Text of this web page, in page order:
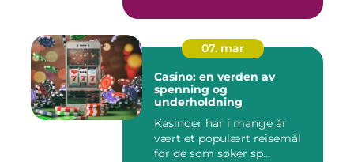
07. mar
Casino: en verden av
spenning og
underholdning
Kasinoer har i mange år
vært et populært reisemål
for de som søker sp...